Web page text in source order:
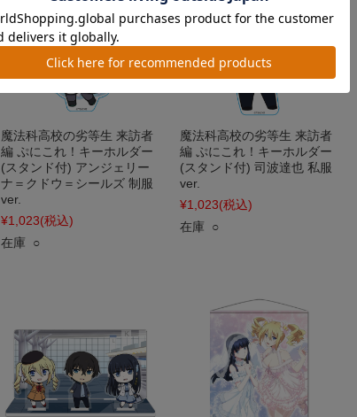
魔法科高校の劣等生 来訪者
編 ぷにこれ！キーホルダー
(スタンド付) アンジェリー
ナ＝クドウ＝シールズ 制服
ver.
¥1,023(税込)
在庫 ○
魔法科高校の劣等生 来訪者
編 ぷにこれ！キーホルダー
(スタンド付) 司波達也 私服
ver.
¥1,023(税込)
在庫 ○